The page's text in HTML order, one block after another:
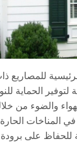
للمصاريع
الحماية
والضوء من
في المناخات
للحفاظ على